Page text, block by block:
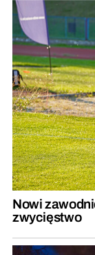
Nowi
zwycięstwo